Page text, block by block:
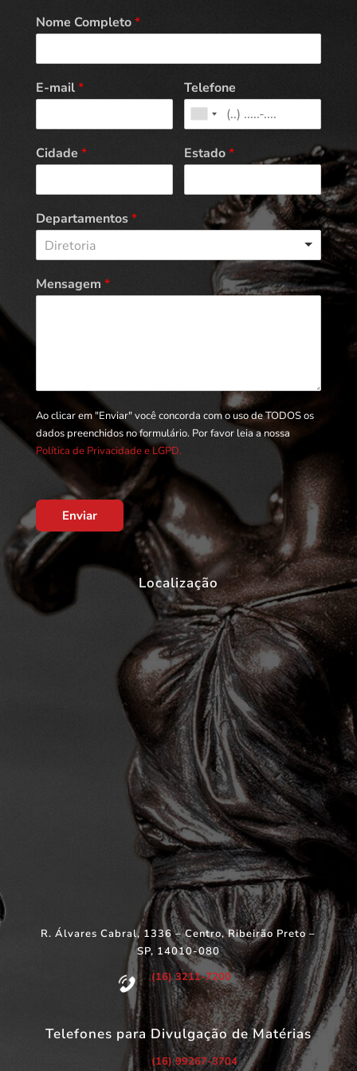
Nome Completo*
E-mail* Telefone
Cidade * Estado*
Departamentos*
Diretoria
Mensagem *
Ao clicar em "Enviar" você concorda com o uso de TODOS os
dados preenchidos no formulário. Por favor leia a nossa
Política de Privacidade e LGPD.
Enviar
Localização
R. Álvares Cabral, 1336 – Centro, Ribeirão Preto –
SP, 14010-080
(16) 3211-7200
Telefones para Divulgação de Matérias
(16) 99267-3704